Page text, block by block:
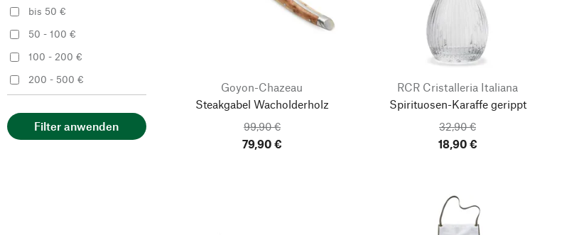
bis 50 €
50 - 100 €
100 - 200 €
200 - 500 €
Filter anwenden
Goyon-Chazeau
Steakgabel Wacholderholz
99,90 €
79,90 €
RCR Cristalleria Italiana
Spirituosen-Karaffe gerippt
32,90 €
18,90 €